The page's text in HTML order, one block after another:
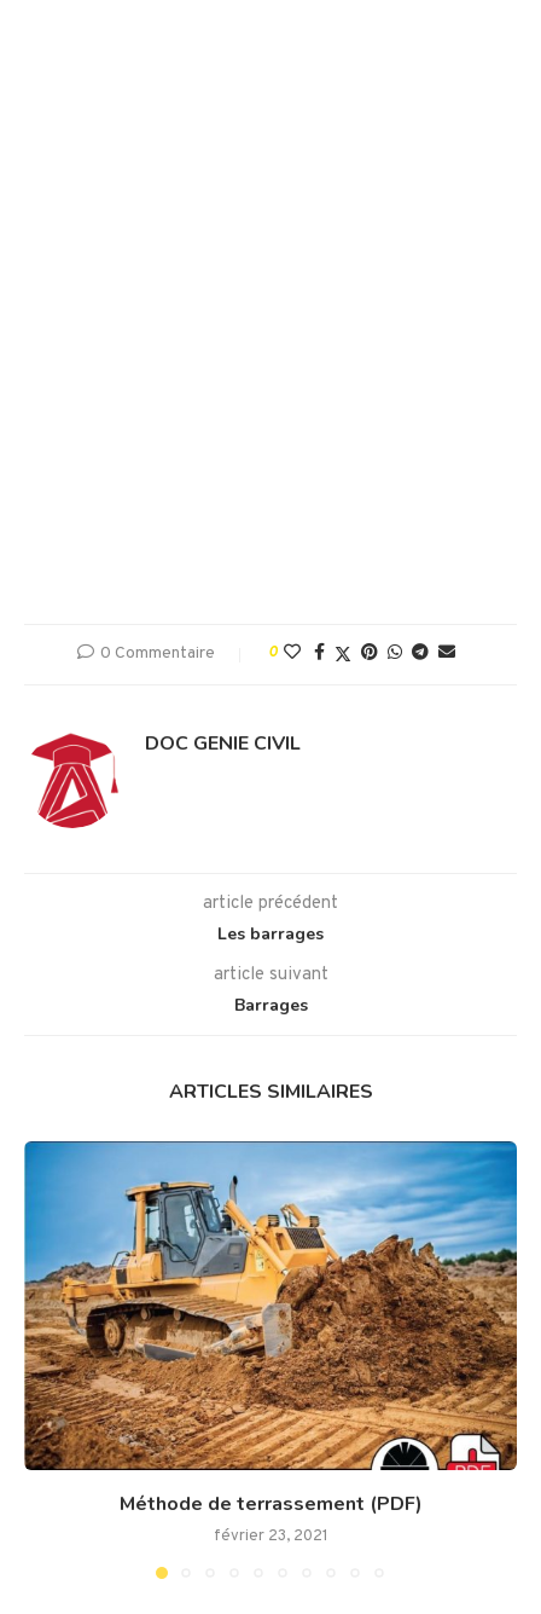
0 Commentaire 0
DOC GENIE CIVIL
article précédent
Les barrages
article suivant
Barrages
ARTICLES SIMILAIRES
Méthode de terrassement (PDF)
février 23, 2021